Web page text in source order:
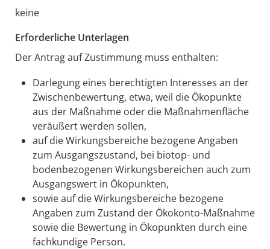
keine
Erforderliche Unterlagen
Der Antrag auf Zustimmung muss enthalten:
Darlegung eines berechtigten Interesses an der
Zwischenbewertung, etwa, weil die Ökopunkte
aus der Maßnahme oder die Maßnahmenfläche
veräußert werden sollen,
auf die Wirkungsbereiche bezogene Angaben
zum Ausgangszustand, bei biotop- und
bodenbezogenen Wirkungsbereichen auch zum
Ausgangswert in Ökopunkten,
sowie auf die Wirkungsbereiche bezogene
Angaben zum Zustand der Ökokonto-Maßnahme
sowie die Bewertung in Ökopunkten durch eine
fachkundige Person.